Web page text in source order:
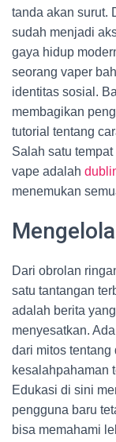
tanda akan surut.
sudah menjadi
gaya hidup
seorang vaper
identitas sosial.
membagikan
tutorial tentang
Salah satu
vape adalah
menemukan
Dari obrolan
satu tantangan
adalah berita
menyesatkan.
dari mitos tentang
kesalahpahaman
Edukasi di sini
pengguna baru
bisa memahami